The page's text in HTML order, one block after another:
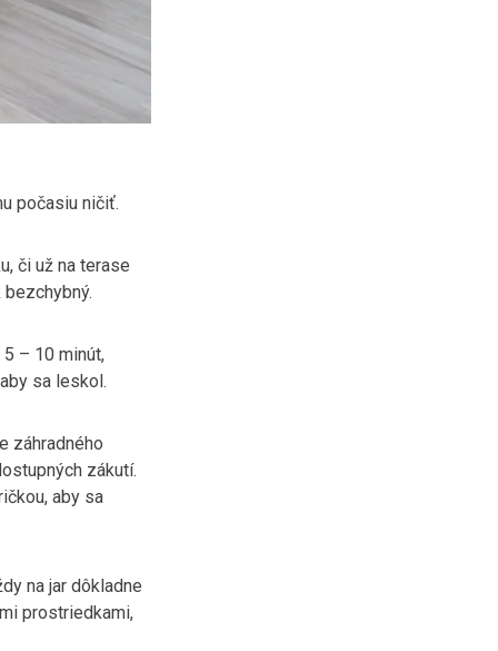
počasiu ničiť.
či už na terase
– 10 minút,
sa leskol.
záhradného
zákutí.
aby sa
na jar dôkladne
prostriedkami,